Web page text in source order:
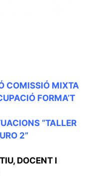
COMISSIÓ MIXTA
FORMA’T
“TALLER
2”
DOCENT I